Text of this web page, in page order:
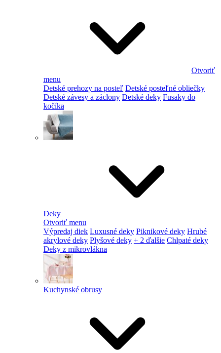
Otvoriť
menu
Detské prehozy na posteľ Detské posteľné obliečky
Detské závesy a záclony Detské deky Fusaky do
kočíka
Deky
Otvoriť menu
Výpredaj diek Luxusné deky Piknikové deky Hrubé
akrylové deky Plyšové deky + 2 ďalšie Chlpaté deky
Deky z mikrovlákna
Kuchynské obrusy